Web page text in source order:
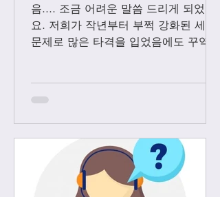
음.... 조금 어려운 말씀 드리게 되었어
요. 저희가 작년부터 부쩍 강화된 세관
문제로 많은 타격을 입었음에도 꾸역꾸
다. Vip...